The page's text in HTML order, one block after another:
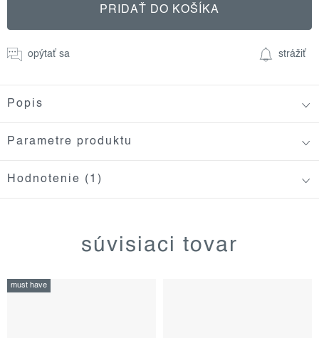
PRIDAŤ DO KOŠÍKA
opýtať sa strážiť
Popis
Parametre produktu
Hodnotenie (1)
súvisiaci tovar
must have